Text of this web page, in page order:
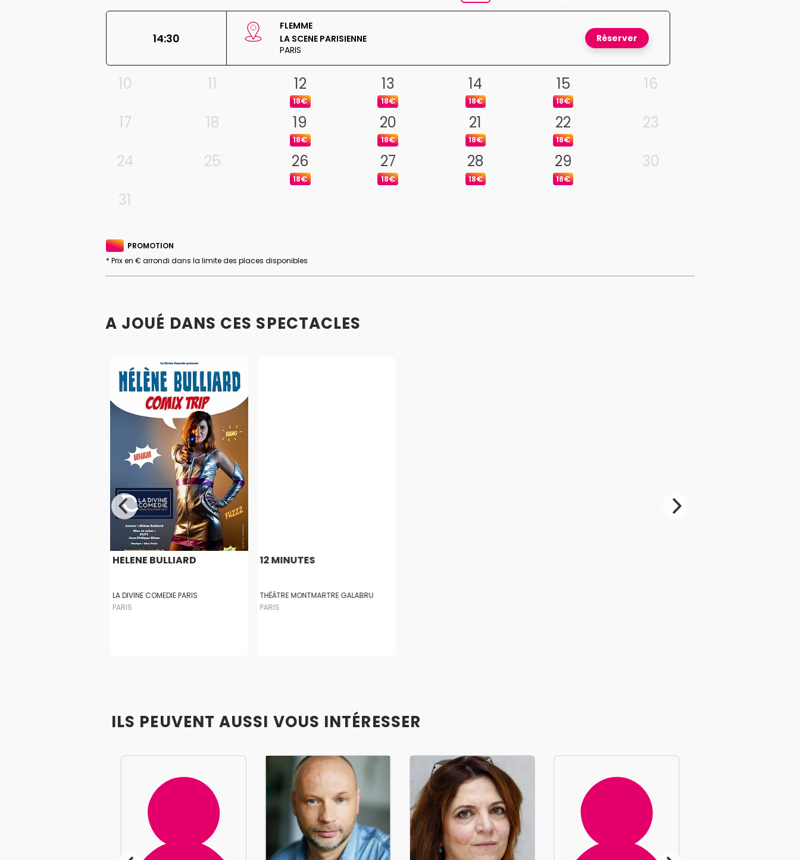
14:30
FLEMME
LA SCENE PARISIENNE
PARIS
Réserver
10 11 12
18€
13
18€
14
18€
15
18€
16
17
18 19
18€
20
18€
21
18€
22
18€
23
24
25 26
18€
27
18€
28
18€
29
18€
30
31
PROMOTION
* Prix en € arrondi dans la limite des places disponibles
A JOUÉ DANS CES SPECTACLES
HELENE BULLIARD
LA DIVINE COMEDIE PARIS
PARIS
12 MINUTES
THÉÂTRE MONTMARTRE GALABRU
PARIS
ILS PEUVENT AUSSI VOUS INTÉRESSER